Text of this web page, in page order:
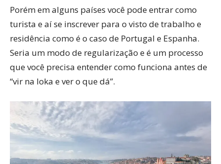
Porém em alguns países você pode entrar como
turista e aí se inscrever para o visto de trabalho e
residência como é o caso de Portugal e Espanha.
Seria um modo de regularização e é um processo
que você precisa entender como funciona antes de
“vir na loka e ver o que dá”.